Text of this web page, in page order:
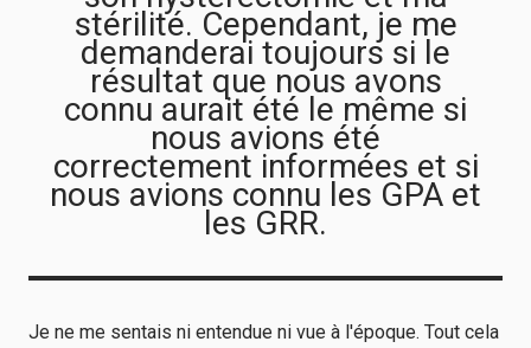
stérilité. Cependant, je me
demanderai toujours si le
résultat que nous avons
connu aurait été le même si
nous avions été
correctement informées et si
nous avions connu les GPA et
les GRR.
Je ne me sentais ni entendue ni vue à l'époque. Tout cela